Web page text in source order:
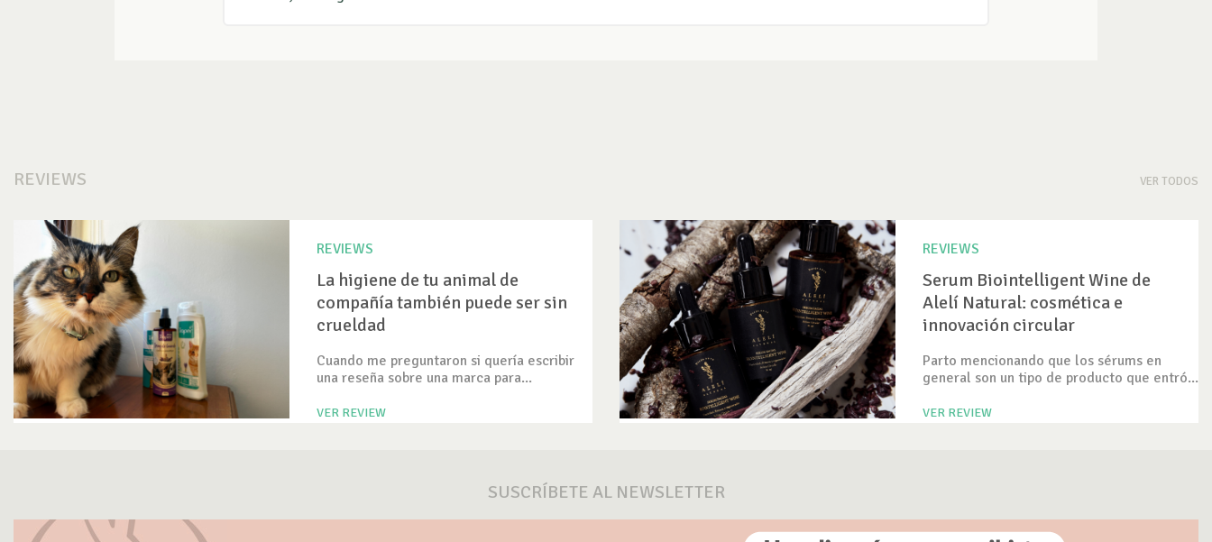
REVIEWS VER TODOS
REVIEWS
La higiene de tu animal de
compañía también puede ser sin
crueldad
Cuando me preguntaron si quería escribir
una reseña sobre una marca para...
VER REVIEW
REVIEWS
Serum Biointelligent Wine de
Alelí Natural: cosmética e
innovación circular
Parto mencionando que los sérums en
general son un tipo de producto que entró...
VER REVIEW
SUSCRÍBETE AL NEWSLETTER